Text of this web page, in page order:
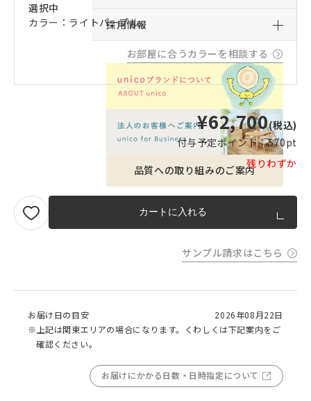
採用情報
品質への取り組みのご案内
選択中
カラー：ライトパープル
お部屋に合うカラーを相談する
¥62,700(税込)
付与予定ポイント：570pt
残りわずか
カートに入れる
サンプル請求はこちら
お届け日の目安
2026年08月22日
※上記は関東エリアの場合になります。くわしくは下記案内をご
確認ください。
お届けにかかる日数・日時指定について